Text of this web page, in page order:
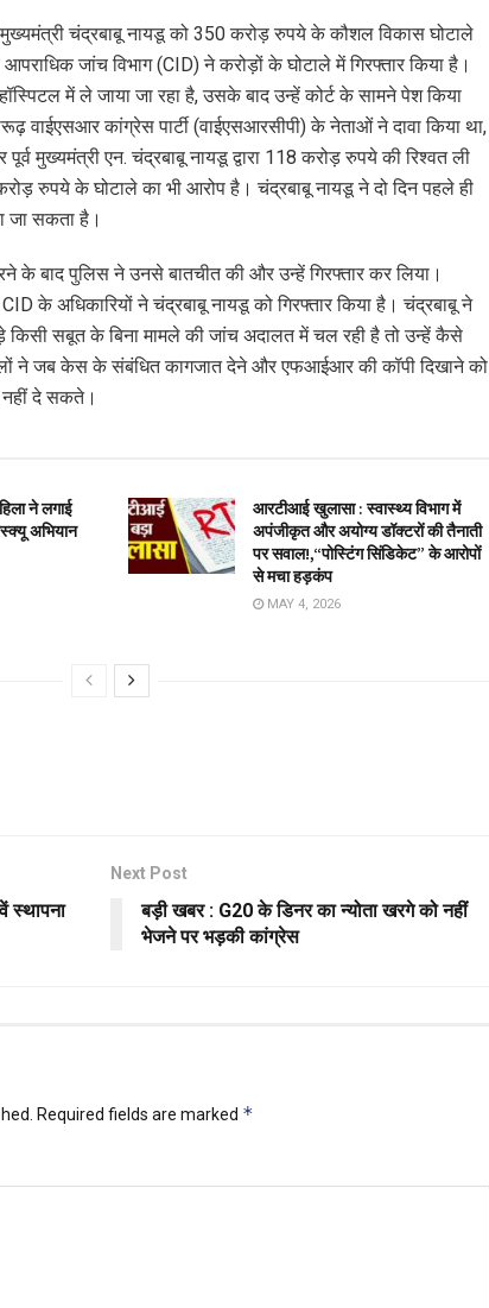
चंद्रबाबू नायडू को 350 करोड़ रुपये के कौशल विकास घोटाले
जांच विभाग (CID) ने करोड़ों के घोटाले में गिरफ्तार किया है।
में ले जाया जा रहा है, उसके बाद उन्हें कोर्ट के सामने पेश किया
वाईएसआर कांग्रेस पार्टी (वाईएसआरसीपी) के नेताओं ने दावा किया था,
मुख्यमंत्री एन. चंद्रबाबू नायडू द्वारा 118 करोड़ रुपये की रिश्वत ली
रुपये के घोटाले का भी आरोप है। चंद्रबाबू नायडू ने दो दिन पहले ही
जा सकता है।
बाद पुलिस ने उनसे बातचीत की और उन्हें गिरफ्तार कर लिया।
के अधिकारियों ने चंद्रबाबू नायडू को गिरफ्तार किया है। चंद्रबाबू ने
सबूत के बिना मामले की जांच अदालत में चल रही है तो उन्हें कैसे
ने जब केस के संबंधित कागजात देने और एफआईआर की कॉपी दिखाने को
नहीं दे सकते।
ने लगाई
अभियान
आरटीआई खुलासा : स्वास्थ्य विभाग में
अपंजीकृत और अयोग्य डॉक्टरों की तैनाती
पर सवाल!,“पोस्टिंग सिंडिकेट” के आरोपों
से मचा हड़कंप
MAY 4, 2026
स्थापना
Next Post
बड़ी खबर : G20 के डिनर का न्योता खरगे को नहीं
भेजने पर भड़की कांग्रेस
Required fields are marked *